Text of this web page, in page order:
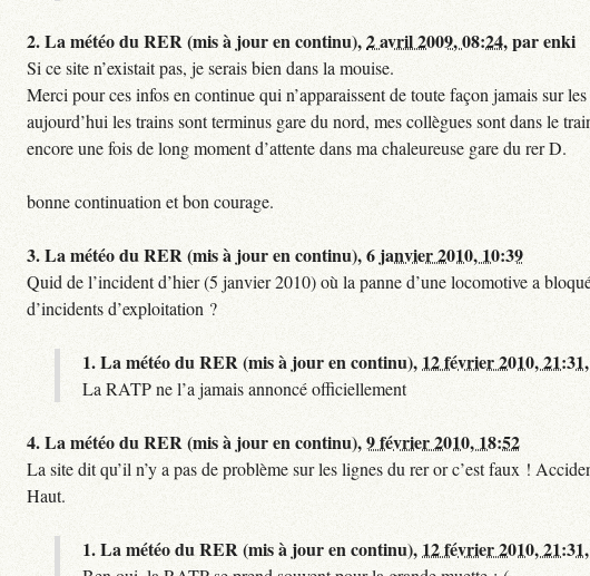
2.La météo du RER (mis à jour en continu),2 avril 2009, 08:24,parenki
Si ce site n’existait pas, je serais bien dans la mouise.
Merci pour ces infos en continue qui n’apparaissent de toute façon jamais sur
aujourd’hui les trains sont terminus gare du nord, mes collègues sont dans le
encore une fois de long moment d’attente dans ma chaleureuse gare du rer D.
bonne continuation et bon courage.
3.La météo du RER (mis à jour en continu),6 janvier 2010, 10:39
Quid de l’incident d’hier (5 janvier 2010) où la panne d’une locomotive a
d’incidents d’exploitation ?
1.La météo du RER (mis à jour en continu), 12 février 2010, 21:31,
La RATP ne l’a jamais annoncé officiellement
4.La météo du RER (mis à jour en continu),9 février 2010, 18:52
La site dit qu’il n’y a pas de problème sur les lignes du rer or c’est faux !
Haut.
1.La météo du RER (mis à jour en continu), 12 février 2010, 21:31,